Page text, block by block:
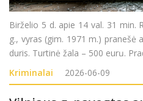
Birželio 5 d. apie 14 val. 31 min.
g., vyras (gim. 1971 m.) pranešė
duris. Turtinė žala – 500 eurų.
LR BK 187 str. (Turto
Kriminalai 2026-06-09